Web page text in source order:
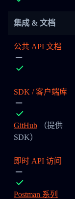
集成 & 文档
公共 API 文档
SDK / 客户端库
GitHub （提供
SDK）
即时 API 访问
Postman 系列